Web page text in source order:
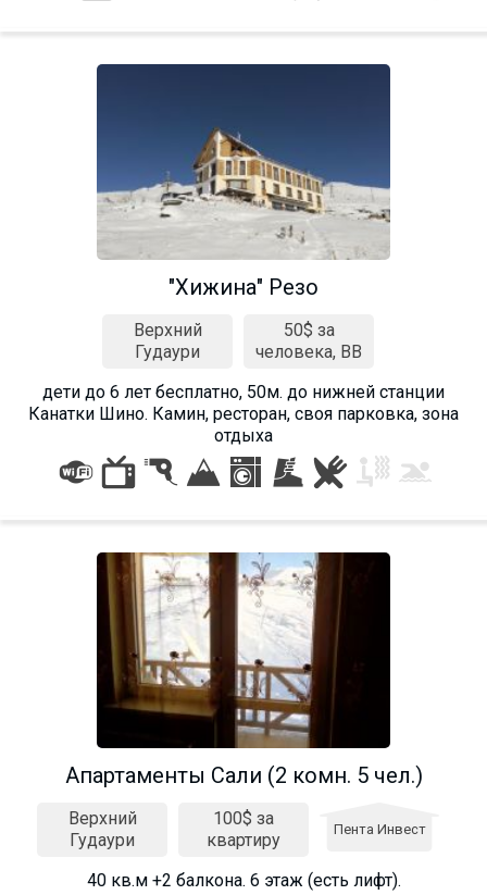
"Хижина" Резо
Верхний
Гудаури
50$ за
человека, BB
дети до 6 лет бесплатно, 50м. до нижней станции
Канатки Шино. Камин, ресторан, своя парковка, зона
отдыха
Апартаменты Сали (2 комн. 5 чел.)
Верхний
Гудаури
100$ за
квартиру
Пента Инвест
40 кв.м +2 балкона. 6 этаж (есть лифт).